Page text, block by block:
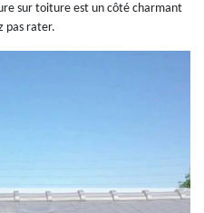
sur toiture est un côté charmant
pas rater.